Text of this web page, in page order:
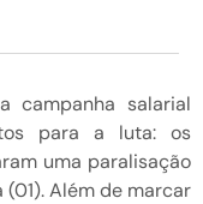
campanha salarial
para a luta: os
uma paralisação
Além de marcar